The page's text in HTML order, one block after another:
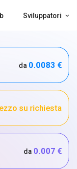
Sviluppatori
da 0.0083 €
su richiesta
da 0.007 €